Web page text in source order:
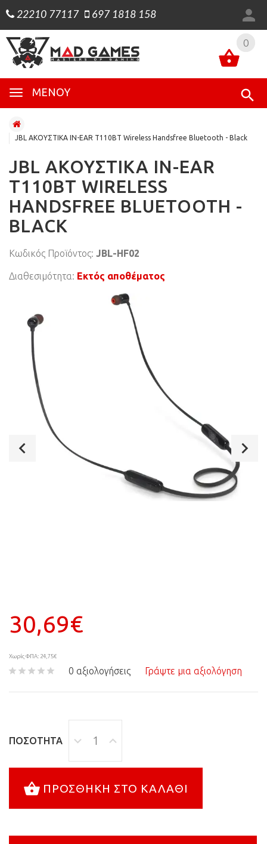
22210 77117 697 1818 158
0
ΜΕΝΟΎ
0
JBL ΑΚΟΥΣΤΙΚΑ IN-EAR T110BT Wireless Handsfree Bluetooth - Black
JBL ΑΚΟΥΣΤΙΚΑ IN-EAR
T110BT WIRELESS
HANDSFREE BLUETOOTH -
BLACK
Κωδικός Προϊόντος: JBL-HF02
Διαθεσιμότητα: Εκτός αποθέματος
30,69€
Χωρίς ΦΠΑ: 24,75€
0 αξιολογήσεις Γράψτε μια αξιολόγηση
ΠΟΣΌΤΗΤΑ
ΠΡΟΣΘΉΚΗ ΣΤΟ ΚΑΛΆΘΙ